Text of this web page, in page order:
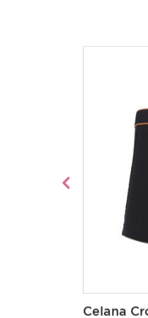
Celana